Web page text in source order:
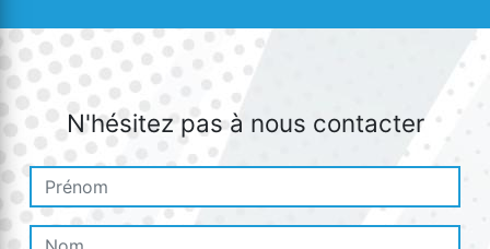
N'hésitez pas à nous contacter